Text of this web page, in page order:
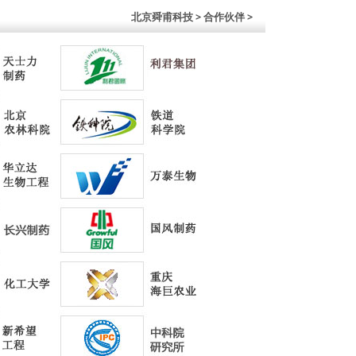
北京舜甫科技> 合作伙伴 >